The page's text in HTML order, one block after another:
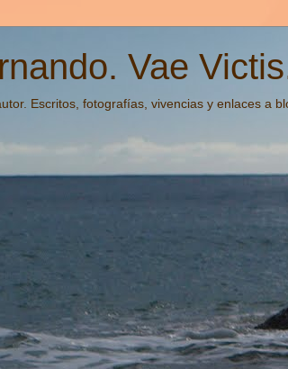
Vae
Escritos, fotografías, vivencias y enlaces a